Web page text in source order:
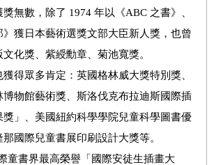
無數，除了 1974 年以《ABC 之書》、
》獲日本藝術選獎文部大臣新人獎，也曾
化獎、紫綬勳章、菊池寬獎。
得眾多肯定：英國格林威大獎特別獎、
博物館藝術獎、斯洛伐克布拉迪斯國際插
」、美國紐約科學學院兒童科學圖書優
國際兒童書展印刷設計大獎等。
童書界最高榮譽「國際安徒生插畫大